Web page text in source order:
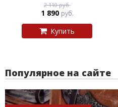
2 110 руб.
1 890 руб.
Купить
Популярное на сайте